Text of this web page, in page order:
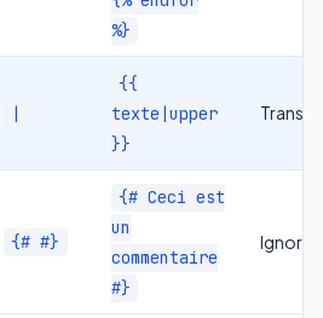
%}
|
{{
texte|upper
}}
{# #}
{# Ceci est
un
commentaire
#}
Ignoré